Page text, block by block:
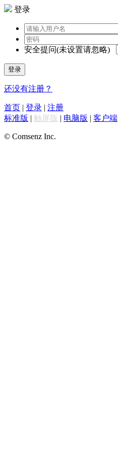
登录
安全提问(未设置请忽略)
登录
还没有注册？
首页 | 登录 | 注册
标准版 | 触屏版 | 电脑版 | 客户端
© Comsenz Inc.